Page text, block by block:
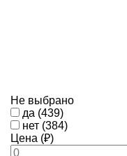
Не выбрано
да (439)
нет (384)
Цена (₽)